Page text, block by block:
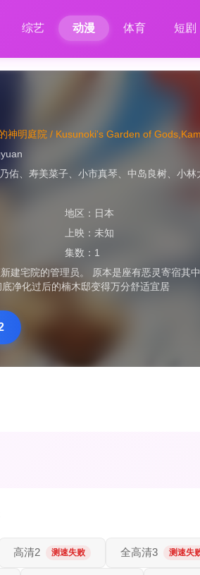
综艺 动漫 体育 短剧
神明庭院 / Kusunoki's Garden of
佑 寿美菜子 小市真琴 中岛良树 小林
地区： 日本
上映： 未知
集数： 1
建宅院的管理员。 原本是座有恶灵寄宿其
净化过后的楠木邸变得万分舒适宜居
高清2 测速失败 全高清3 测速失